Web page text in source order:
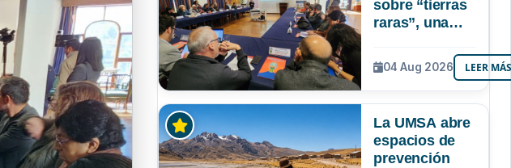
sobre “tierras
raras”, una
mineral que
Bolivia aún no
explora ni
04 Aug 2026 LEER
La UMSA abre
espacios de
prevención